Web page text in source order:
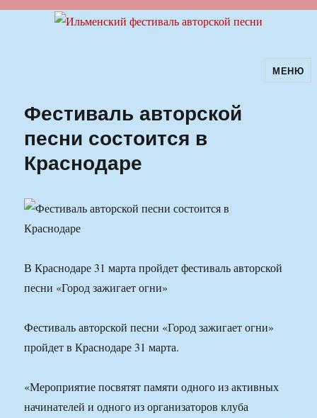
Ильменский фестиваль авторскойМЕНЮ
Фестиваль авторской
песни состоится в
Краснодаре
В Краснодаре 31 марта пройдет фестиваль авторской
песни «Город зажигает огни»
Фестиваль авторской песни «Город зажигает огни»
пройдет в Краснодаре 31 марта.
«Мероприятие посвятят памяти одного из активных
начинателей и одного из организаторов клуба